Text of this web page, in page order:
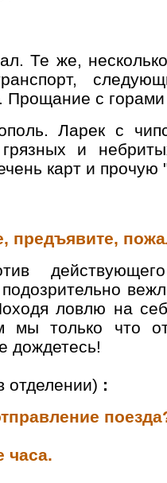
Те же,
Прощание с горами
Ларек с
и
карт и прочую
предъявите,
ловлю на
мы только что
дождетесь!
отделении) :
часа.